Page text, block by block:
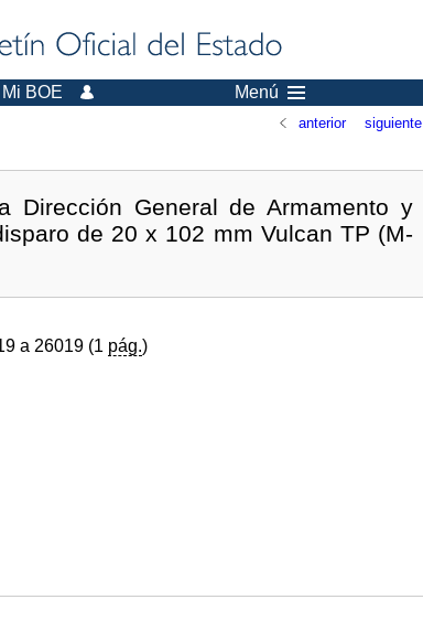
Mi BOE Menú
anterior siguiente
Dirección General de Armamento y
de 20 x 102 mm Vulcan TP (M-
a 26019 (1 pág.)